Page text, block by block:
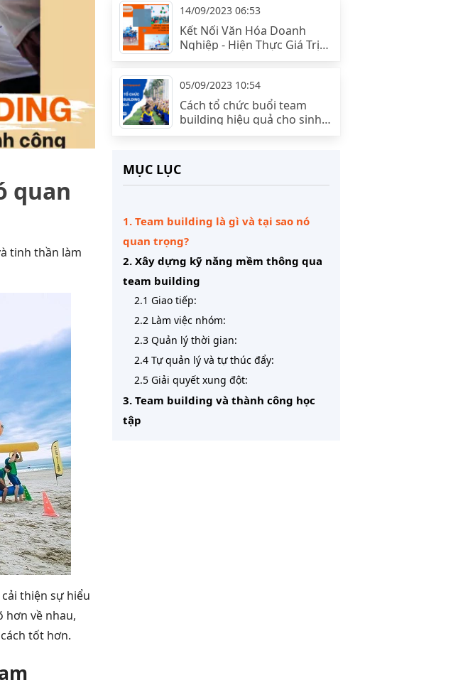
quan
tinh thần làm
thiện sự hiểu
hơn về nhau,
tốt hơn.
14/09/2023 06:53
Kết Nối Văn Hóa Doanh
Nghiệp - Hiện Thực Giá Trị
và Định Hướng
05/09/2023 10:54
Cách tổ chức buổi team
building hiệu quả cho sinh
viên
MỤC LỤC
1. Team building là gì và tại sao nó
quan trọng?
2. Xây dựng kỹ năng mềm thông qua
team building
2.1 Giao tiếp:
2.2 Làm việc nhóm:
2.3 Quản lý thời gian:
2.4 Tự quản lý và tự thúc đẩy:
2.5 Giải quyết xung đột:
3. Team building và thành công học
tập